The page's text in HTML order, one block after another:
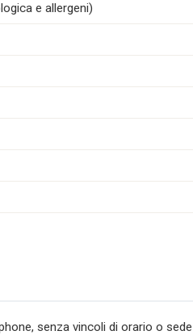
e allergeni)
senza vincoli di orario o sede